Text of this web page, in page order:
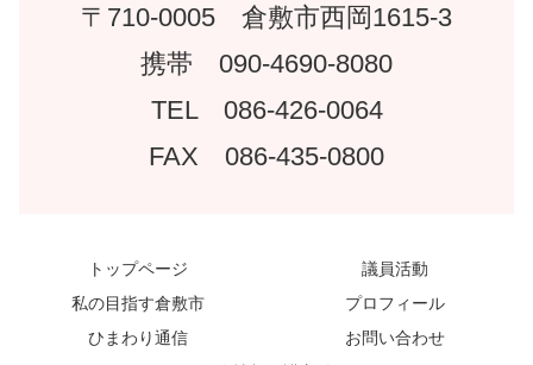
〒710-0005 倉敷市西岡1615-3
携帯 090-4690-8080
TEL 086-426-0064
FAX 086-435-0800
トップページ
議員活動
私の目指す倉敷市
プロフィール
ひまわり通信
お問い合わせ